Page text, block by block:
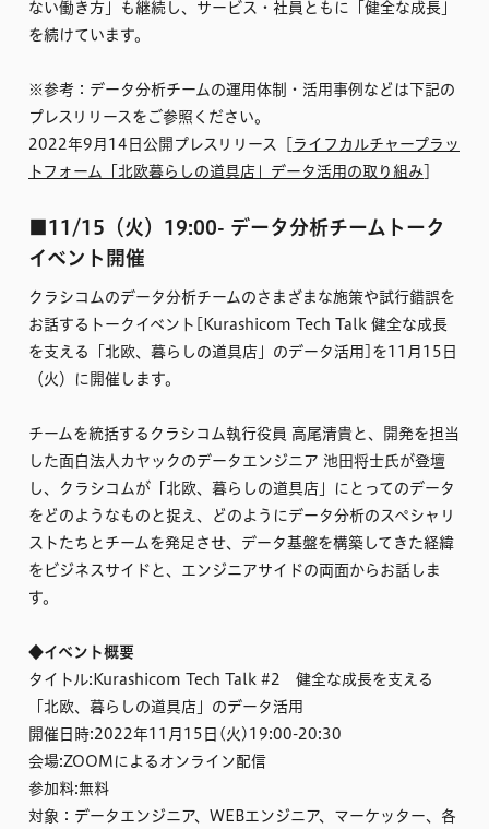
ない働き方」も継続し、サービス・社員ともに「健全な成長」
を続けています。
※参考：データ分析チームの運用体制・活用事例などは下記の
プレスリリースをご参照ください。
2022年9月14日公開プレスリリース［
ライフカルチャープラッ
トフォーム「北欧暮らしの道具店」データ活用の取り組み
■11/15（火）19:00- データ分析チームトーク
イベント開催
クラシコムのデータ分析チームのさまざまな施策や試行錯誤を
お話するトークイベント[Kurashicom Tech Talk 健全な成長
を支える「北欧、暮らしの道具店」のデータ活用]を11月15日
（火）に開催します。
チームを統括するクラシコム執行役員 高尾清貴と、開発を担当
した面白法人カヤックのデータエンジニア 池田将士氏が登壇
し、クラシコムが「北欧、暮らしの道具店」にとってのデータ
をどのようなものと捉え、どのようにデータ分析のスペシャリ
ストたちとチームを発足させ、データ基盤を構築してきた経緯
をビジネスサイドと、エンジニアサイドの両面からお話しま
す。
◆イベント概要
タイトル:Kurashicom Tech Talk #2 健全な成長を支える
「北欧、暮らしの道具店」のデータ活用
開催日時:2022年11月15日(火)19:00-20:30
会場:ZOOMによるオンライン配信
参加料:無料
対象：データエンジニア、WEBエンジニア、マーケッター、各